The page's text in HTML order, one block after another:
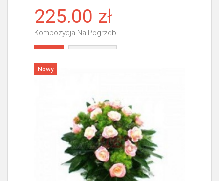
225.00 zł
Kompozycja Na Pogrzeb
Nowy